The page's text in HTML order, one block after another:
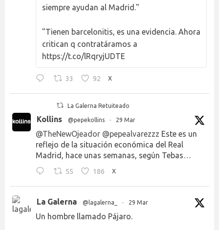
siempre ayudan al Madrid."
"Tienen barcelonitis, es una evidencia. Ahora
critican q contratáramos a
https://t.co/lRqryjUDTE
33 92 X
La Galerna Retuiteado
Kollins @pepekollins · 29 Mar
@TheNewOjeador @pepealvarezzz Este es un
reflejo de la situación económica del Real
Madrid, hace unas semanas, según Tebas…
55 186 X
La Galerna @lagalerna_ · 29 Mar
Un hombre llamado Pájaro.